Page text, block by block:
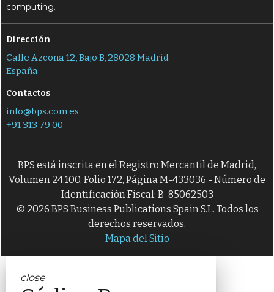
computing.
Dirección
Calle Azcona 12, Bajo B, 28028 Madrid
España
Contactos
info@bps.com.es
+91 313 79 00
BPS está inscrita en el Registro Mercantil de Madrid,
Volumen 24.100, Folio 172, Página M-433036 - Número de
Identificación Fiscal: B-85062503
© 2026 BPS Business Publications Spain S.L. Todos los
derechos reservados.
Mapa del Sitio
close